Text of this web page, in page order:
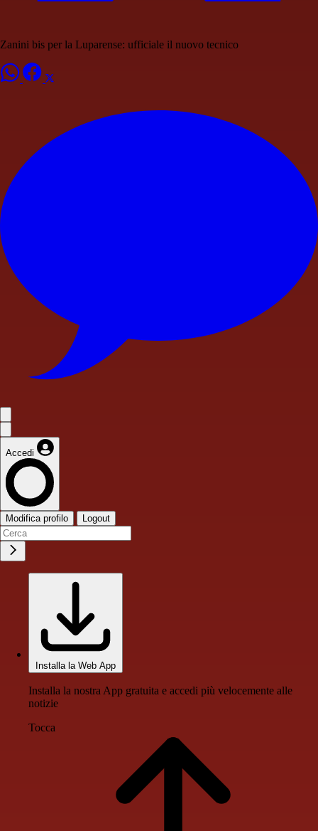
Zanini bis per la Luparense: ufficiale il nuovo tecnico
Accedi
Modifica profilo Logout
Installa la Web App
Installa la nostra App gratuita e accedi più velocemente alle
notizie
Tocca